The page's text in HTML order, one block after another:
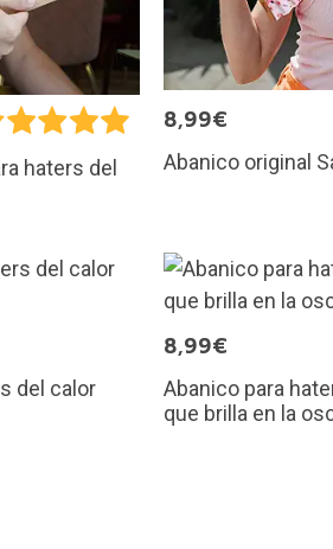
haters del
8,99€
Abanico original
del calor
8,99€
Abanico para
que brilla en la